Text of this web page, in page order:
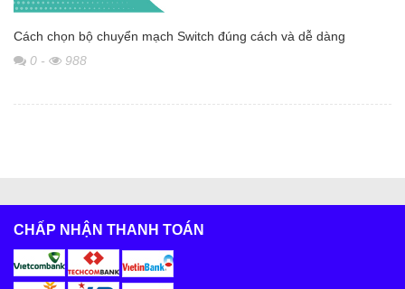
Cách chọn bộ chuyển mạch Switch đúng cách và dễ dàng
0 - 988
CHẤP NHẬN THANH TOÁN